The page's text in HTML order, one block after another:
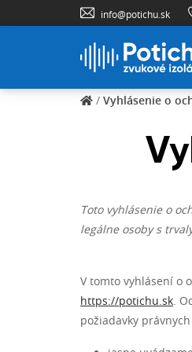
info@potichu.sk
/ Vyhlásenie o
Toto vyhlásenie o
legálne osoby s
V tomto vyhlásení o
https://potichu.sk.
požiadavky